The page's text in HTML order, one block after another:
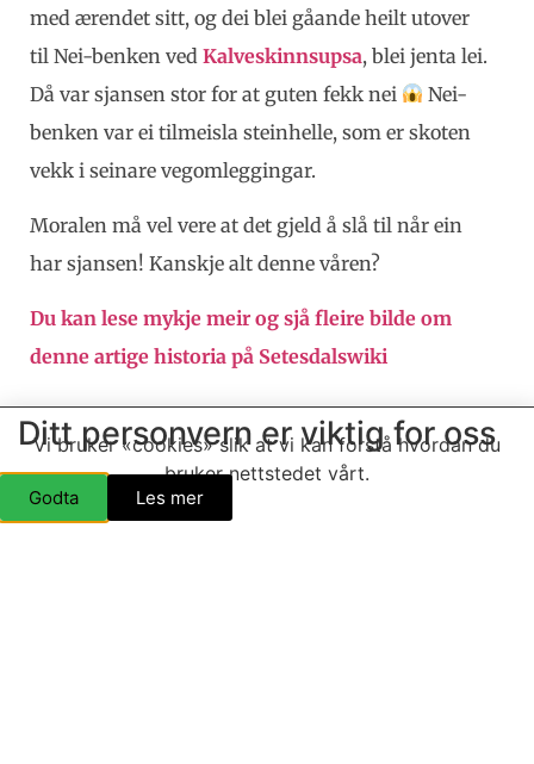
med ærendet sitt, og dei blei gåande heilt utover
til Nei-benken ved Kalveskinnsupsa, blei jenta lei.
Då var sjansen stor for at guten fekk nei
Nei-
benken var ei tilmeisla steinhelle, som er skoten
vekk i seinare vegomleggingar.
Moralen må vel vere at det gjeld å slå til når ein
har sjansen! Kanskje alt denne våren?
Du kan lese mykje meir og sjå fleire bilde om
denne artige historia på Setesdalswiki
Del "«Veg- og bruminnesmerket som vart til friarbenk»"
Ditt personvern er viktig for oss
Vi bruker «cookies» slik at vi kan forstå hvordan du
bruker nettstedet vårt.
Godta Les mer